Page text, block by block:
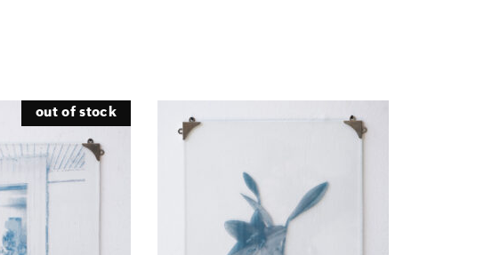
out of stock